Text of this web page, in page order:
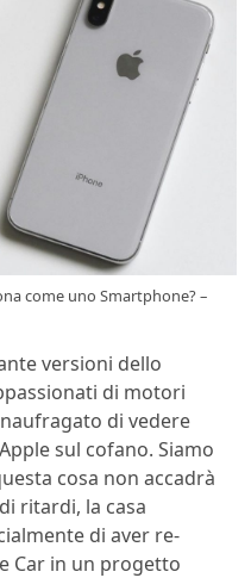
come uno Smartphone? –
versioni dello
di motori
di vedere
sul cofano. Siamo
cosa non accadrà
ritardi, la casa
di aver re-
Car in un progetto